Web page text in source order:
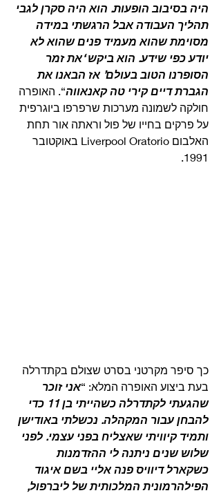
היה בסיבוב הופעות. הוא היה סקרן לגבי
תהליך העבודה אבל הרגשתי במידה
מסוימת שהוא מעמיד פנים שהוא לא
יודע כפי שידע. הוא ביקש ‘את זמר
הסופרנו הטוב בעולם’ אז הבאנו את
הגברת דיים קירי טה קאנאווה“. האופרה
חולקה לשמונה מערכות שרפרפו ביוגרפית
על פרקים בחייו של פול וראתה אור תחת
האלבום Liverpool Oratorio באוקטובר
1991.
כך סיפר מקרטני בסרט שצולם בקתדרלה
בעת ביצוע האופרה המלא: “אני זוכר
שהגעתי לקתדרלה כשהייתי בן 11 כדי
להבחן עבור המקהלה. נכשלתי באודישן
ותמיד קיוויתי שאצליח בפני עצמי. לפני
שלוש שנים ניתנה לי ההזדמנות
כשקארל דיוויס פנה אליי בשם איגוד
הפילהרמונית המלכותית של ליברפול,